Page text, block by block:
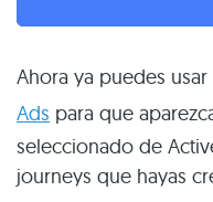
Ahora ya puedes
Ads para que
seleccionado de
journeys que hayas